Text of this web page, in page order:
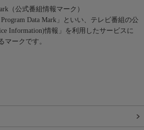
（公式番組情報マーク）
Data Mark」といい、テレビ番組の公
Information)情報」を利用したサービスに
マークです。